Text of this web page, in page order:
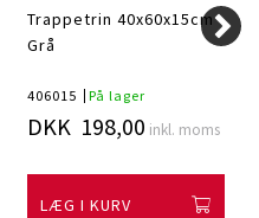
Trappetrin 40x60x15cm
Grå
406015 På lager
DKK 198,00 inkl. moms
LÆG I KURV